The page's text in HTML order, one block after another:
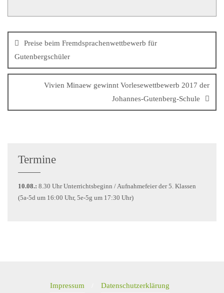
Preise beim Fremdsprachenwettbewerb für
Gutenbergschüler
Vivien Minaew gewinnt Vorlesewettbewerb 2017 der
Johannes-Gutenberg-Schule
Termine
10.08.: 8.30 Uhr Unterrichtsbeginn / Aufnahmefeier der 5. Klassen
(5a-5d um 16:00 Uhr, 5e-5g um 17:30 Uhr)
Impressum Datenschutzerklärung